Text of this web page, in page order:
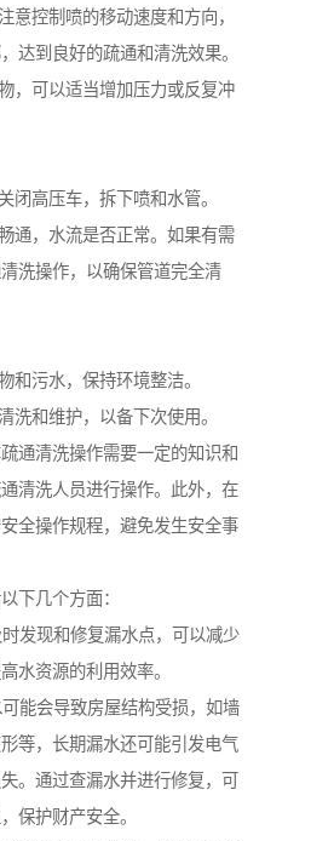
控制喷的移动速度和方向，
达到良好的疏通和清洗效果。
，可以适当增加压力或反复冲
高压车，拆下喷和水管。
通，水流是否正常。如果有需
洗操作，以确保管道完全清
污水，保持环境整洁。
和维护，以备下次使用。
通清洗操作需要一定的知识和
清洗人员进行操作。此外，在
全操作规程，避免发生安全事
下几个方面：
发现和修复漏水点，可以减少
水资源的利用效率。
能会导致房屋结构受损，如墙
等，长期漏水还可能引发电气
。通过查漏水并进行修复，可
保护财产安全。